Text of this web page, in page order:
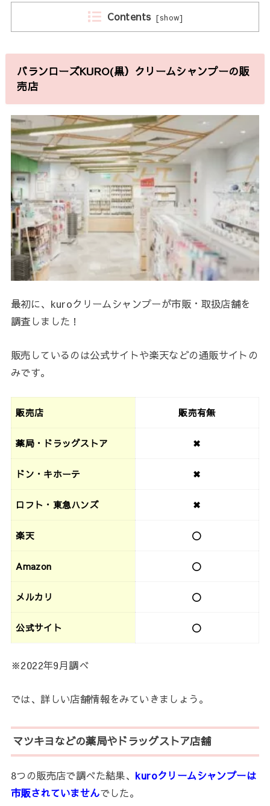
Contents [show]
バランローズKURO(黒）クリームシャンプーの販
売店
最初に、kuroクリームシャンプーが市販・取扱店舗を
調査しました！
販売しているのは公式サイトや楽天などの通販サイトの
みです。
販売店 販売有無
薬局・ドラッグストア ✖
ドン・キホーテ ✖
ロフト・東急ハンズ ✖
楽天 〇
Amazon 〇
メルカリ 〇
公式サイト 〇
※2022年9月調べ
では、詳しい店舗情報をみていきましょう。
マツキヨなどの薬局やドラッグストア店舗
8つの販売店で調べた結果、 kuroクリームシャンプーは
市販されていませんでした。